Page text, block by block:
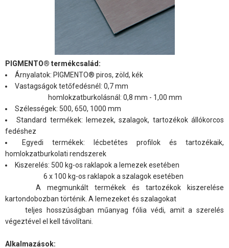
PIGMENTO® termékcsalád:
Árnyalatok: PIGMENTO® piros, zöld, kék
Vastagságok tetőfedésnél: 0,7 mm
homlokzatburkolásnál: 0,8 mm - 1,00 mm
Szélességek: 500, 650, 1000 mm
Standard termékek: lemezek, szalagok, tartozékok állókorcos
fedéshez
Egyedi termékek: lécbetétes profilok és tartozékaik,
homlokzatburkolati rendszerek
Kiszerelés: 500 kg-os raklapok a lemezek esetében
6 x 100 kg-os raklapok a szalagok esetében
A megmunkált termékek és tartozékok kiszerelése
kartondobozban történik. A lemezeket és szalagokat
teljes hosszúságban műanyag fólia védi, amit a szerelés
végeztével el kell távolítani.
Alkalmazások: